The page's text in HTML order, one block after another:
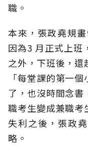
職。
本來，張政堯規
因為3 月正式上班
之外，下班後，還
「每堂課的第一
了，也沒時間念
職考生變成兼職考
失利之後，張政
略。